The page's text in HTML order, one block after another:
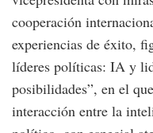
cooperación
experiencias de éxito,
líderes políticas: IA y
posibilidades”, en el
interacción entre la